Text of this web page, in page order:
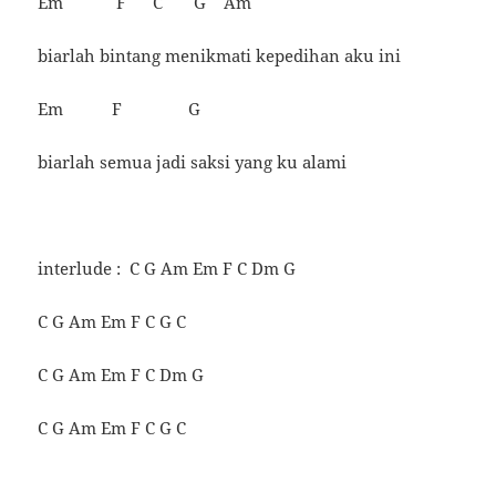
biarlah bintang menikmati kepedihan aku ini
Em F G
biarlah semua jadi saksi yang ku alami
interlude : C G Am Em F C Dm G
C G Am Em F C G C
C G Am Em F C Dm G
C G Am Em F C G C